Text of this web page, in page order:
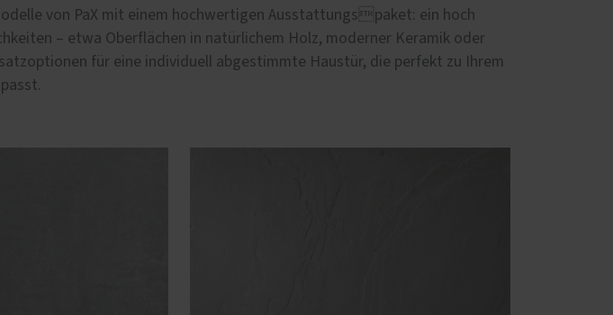
von PaX mit einem hochwertigen Ausstattungspaket: ein hoch
– etwa Oberflächen in natürlichem Holz, moderner Keramik oder
für eine individuell abgestimmte Haustür, die perfekt zu Ihrem